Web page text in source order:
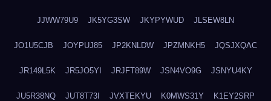
JJWW79U9 JK5YG3SW JKYPYWUD JLSEW8LN
JO1U5CJB JOYPUJ85 JP2KNLDW JPZMNKH5 JQSJXQAC
JR149L5K JR5JO5YI JRJFT89W JSN4VO9G JSNYU4KY
JU5R38NQ JUT8T73I JVXTEKYU K0MWS31Y K1EY2SRP